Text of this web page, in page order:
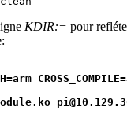
KDIR:= pour